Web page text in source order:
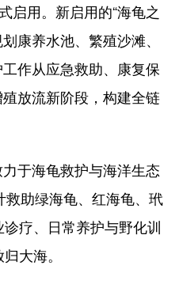
用。新启用的“海龟之
康养水池、繁殖沙滩、
作从应急救助、康复保
放流新阶段，构建全链
于海龟救护与海洋生态
助绿海龟、红海龟、玳
疗、日常养护与野化训
大海。